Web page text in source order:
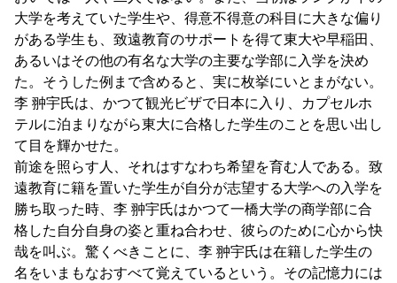
大学を考えていた学生や、得意不得意の科目に大きな偏り
がある学生も、致遠教育のサポートを得て東大や早稲田、
あるいはその他の有名な大学の主要な学部に入学を決め
た。そうした例まで含めると、実に枚挙にいとまがない。
李 翀宇氏は、かつて観光ビザで日本に入り、カプセルホ
テルに泊まりながら東大に合格した学生のことを思い出し
て目を輝かせた。
前途を照らす人、それはすなわち希望を育む人である。致
遠教育に籍を置いた学生が自分が志望する大学への入学を
勝ち取った時、李 翀宇氏はかつて一橋大学の商学部に合
格した自分自身の姿と重ね合わせ、彼らのために心から快
哉を叫ぶ。驚くべきことに、李 翀宇氏は在籍した学生の
名をいまもなおすべて覚えているという。その記憶力には